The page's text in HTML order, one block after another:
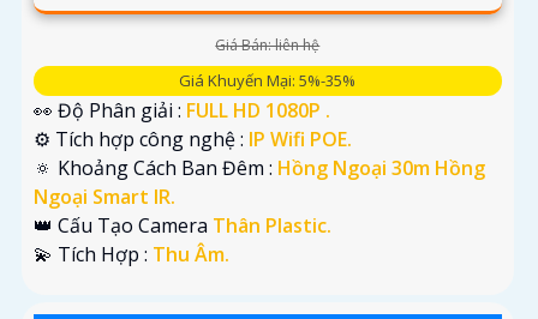
Giá Bán: liên hệ
Giá Khuyến Mại: 5%-35%
👀 Độ Phân giải : FULL HD 1080P .
⚙ Tích hợp công nghệ : IP Wifi POE.
🔅 Khoảng Cách Ban Đêm : Hồng Ngoại 30m Hồng
Ngoại Smart IR.
👑 Cấu Tạo Camera Thân Plastic.
️💫 Tích Hợp : Thu Âm.